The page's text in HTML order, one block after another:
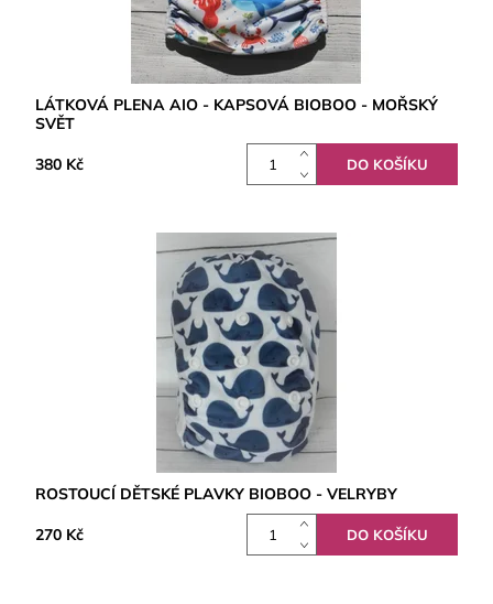
LÁTKOVÁ PLENA AIO - KAPSOVÁ BIOBOO - MOŘSKÝ
SVĚT
380 Kč
ROSTOUCÍ DĚTSKÉ PLAVKY BIOBOO - VELRYBY
270 Kč